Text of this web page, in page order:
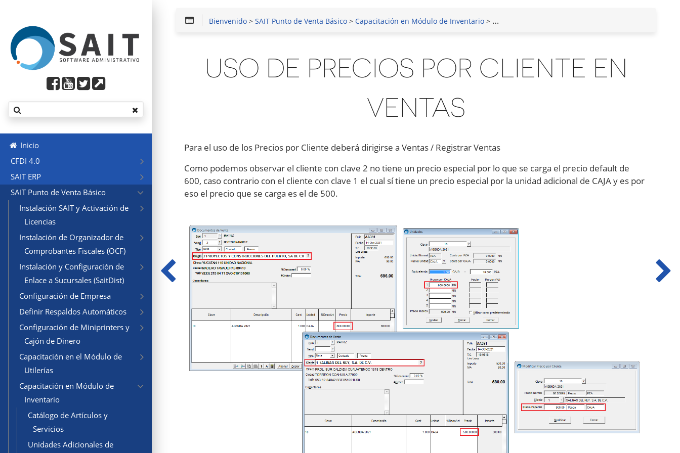
Inicio
CFDI 4.0
SAIT ERP
SAIT Punto de Venta Básico
Instalación SAIT y Activación de
Licencias
Instalación de Organizador de
Comprobantes Fiscales (OCF)
Instalación y Configuración de
Enlace a Sucursales (SaitDist)
Configuración de Empresa
Definir Respaldos Automáticos
Configuración de Miniprinters y
Cajón de Dinero
Capacitación en el Módulo de
Utilerías
Capacitación en Módulo de
Inventario
Catálogo de Artículos y
Servicios
Unidades Adicionales de
Bienvenido >SAIT Punto de Venta Básico >Capacitación en Módulo de Inventario > Actualizar Precios por Cliente
USO DE PRECIOS POR CLIENTE EN
VENTAS
Para el uso de los Precios por Cliente deberá dirigirse a Ventas / Registrar Ventas
Como podemos observar el cliente con clave 2 no tiene un precio especial por lo que se carga el precio default de
600, caso contrario con el cliente con clave 1 el cual sí tiene un precio especial por la unidad adicional de CAJA y es por
eso el precio que se carga es el de 500.